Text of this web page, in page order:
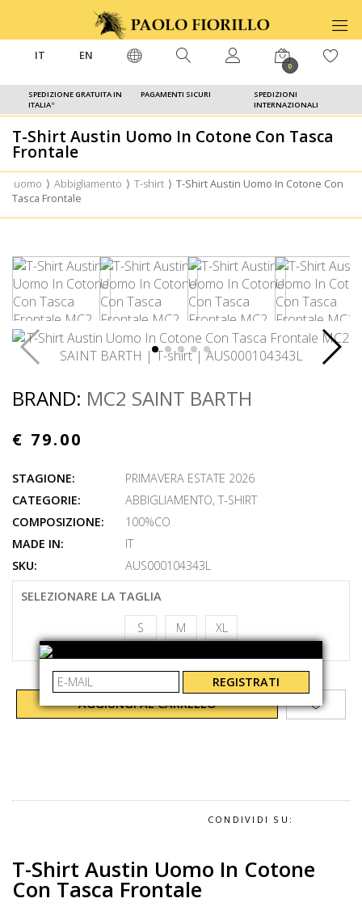
SPEDIZIONE GRATUITA IN
ITALIA*
PAGAMENTI SICURI
SPEDIZIONI
INTERNAZIONALI
IT EN
0
T-Shirt Austin Uomo In Cotone Con Tasca
Frontale
uomo ⟩ Abbigliamento ⟩ T-shirt ⟩ T-Shirt Austin Uomo In Cotone Con
Tasca Frontale
BRAND: MC2 SAINT BARTH
€ 79.00
STAGIONE:
PRIMAVERA ESTATE 2026
CATEGORIE:
ABBIGLIAMENTO,T-SHIRT
COMPOSIZIONE:
100%CO
MADE IN:
IT
SKU:
AUS000104343L
SELEZIONARE LA TAGLIA
S M XL
AGGIUNGI AL CARRELLO
CONDIVIDI SU:
T-Shirt Austin Uomo In Cotone
Con Tasca Frontale
REGISTRATI